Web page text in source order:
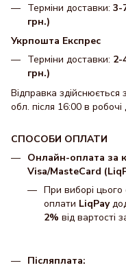
Терміни доставки: 3-
грн.)
Укрпошта Експрес
Терміни доставки: 2-
грн.)
Відправка здійснюється
обл. після 16:00 в робочі
СПОСОБИ ОПЛАТИ
Онлайн-оплата за
Visa/MasteCard
При виборі
оплати LiqPay
2% від вартості
Післяплата: